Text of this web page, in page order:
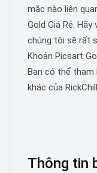
mắc nào liên
Gold Giá Rẻ.
chúng tôi sẽ rất
Khoản Picsart
Bạn có thể
khác của
Thông tin